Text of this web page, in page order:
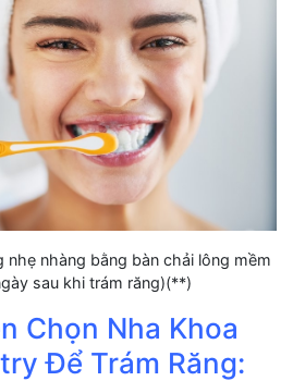
nhẹ nhàng bằng bàn chải lông mềm
sau khi trám răng)(**)
Chọn Nha Khoa
Để Trám Răng: